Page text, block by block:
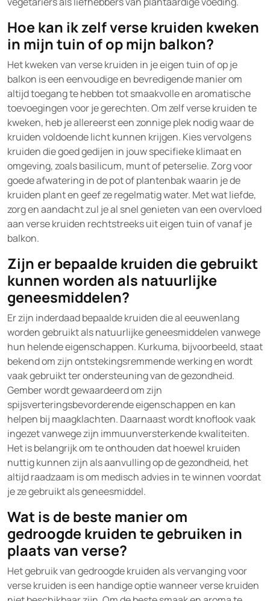
Hoe kan ik zelf verse kruiden kweken
in mijn tuin of op mijn balkon?
Het kweken van verse kruiden in je eigen tuin of op je
balkon is een eenvoudige en bevredigende manier om
altijd toegang te hebben tot smaakvolle en aromatische
toevoegingen voor je gerechten. Om zelf verse kruiden te
kweken, heb je allereerst een zonnige plek nodig waar de
kruiden voldoende licht kunnen krijgen. Kies vervolgens
kruiden die goed gedijen in jouw specifieke klimaat en
omgeving, zoals basilicum, munt of peterselie. Zorg voor
goede afwatering in de pot of plantenbak waarin je de
kruiden plant en geef ze regelmatig water. Met wat liefde,
zorg en aandacht zul je al snel genieten van een overvloed
aan verse kruiden rechtstreeks uit eigen tuin of vanaf je
balkon.
Zijn er bepaalde kruiden die gebruikt
kunnen worden als natuurlijke
geneesmiddelen?
Er zijn inderdaad bepaalde kruiden die al eeuwenlang
worden gebruikt als natuurlijke geneesmiddelen vanwege
hun helende eigenschappen. Kurkuma, bijvoorbeeld, staat
bekend om zijn ontstekingsremmende werking en wordt
vaak gebruikt ter ondersteuning van de gezondheid.
Gember wordt gewaardeerd om zijn
spijsverteringsbevorderende eigenschappen en kan
helpen bij maagklachten. Daarnaast wordt knoflook vaak
ingezet vanwege zijn immuunversterkende kwaliteiten.
Het is belangrijk om te onthouden dat hoewel kruiden
nuttig kunnen zijn als aanvulling op de gezondheid, het
altijd raadzaam is om medisch advies in te winnen voordat
je ze gebruikt als geneesmiddel.
Wat is de beste manier om
gedroogde kruiden te gebruiken in
plaats van verse?
Het gebruik van gedroogde kruiden als vervanging voor
verse kruiden is een handige optie wanneer verse kruiden